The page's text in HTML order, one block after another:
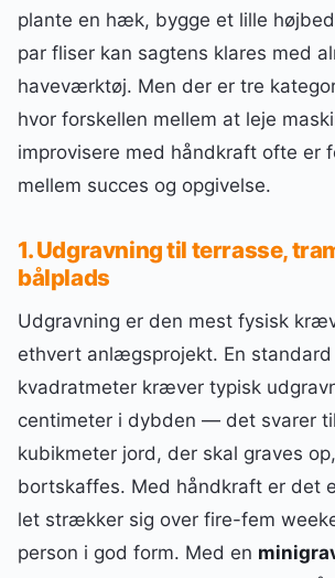
plante en hæk, bygge et lille
par fliser kan sagtens klares med
haveværktøj. Men der er tre
hvor forskellen mellem at leje
improvisere med håndkraft ofte er
mellem succes og opgivelse.
1. Udgravning til terrasse,
bålplads
Udgravning er den mest fysisk
ethvert anlægsprojekt. En
kvadratmeter kræver typisk
centimeter i dybden — det svarer
kubikmeter jord, der skal graves
bortskaffes. Med håndkraft er det
let strækker sig over fire-fem
person i god form. Med en